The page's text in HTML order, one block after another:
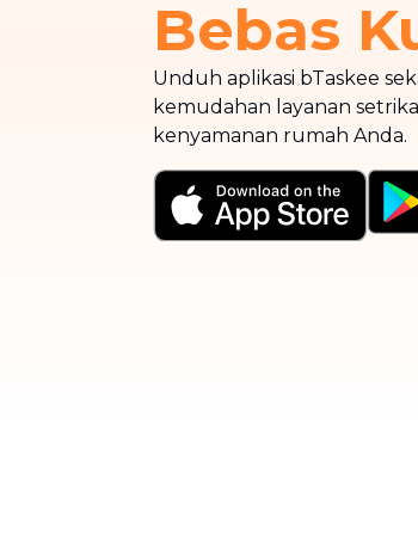
Bebas
Unduh aplikasi bTaskee
kemudahan layanan
kenyamanan rumah Anda.